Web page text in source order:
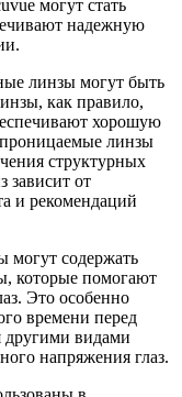
могут стать
надежную
линзы могут быть
как правило,
хорошую
линзы
структурных
зависит от
и рекомендаций
могут содержать
которые помогают
Это особенно
времени перед
другими видами
напряжения глаз.